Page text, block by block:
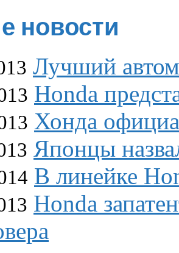
новости
Лучший
Honda
Хонда
Японцы
В линейке
Honda